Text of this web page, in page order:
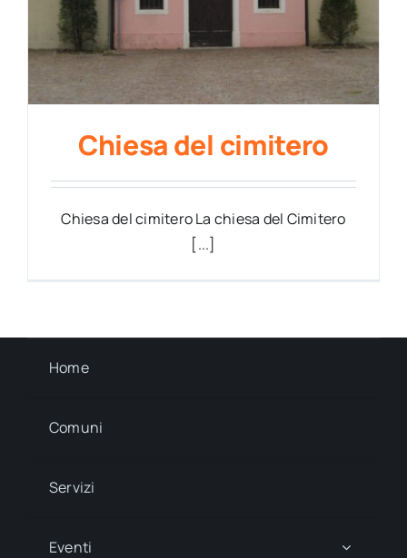
Chiesa del cimitero
Chiesa del cimitero La chiesa del Cimitero
[...]
Home
Comuni
Servizi
Eventi